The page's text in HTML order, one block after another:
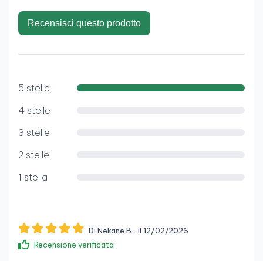
Recensisci questo prodotto
5 stelle
4 stelle
3 stelle
2 stelle
1 stella
Di Nekane B.
il 12/02/2026
Recensione verificata